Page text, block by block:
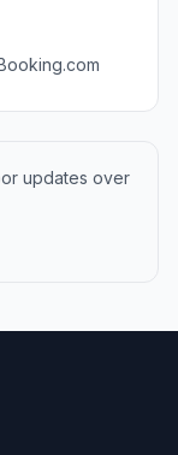
updates over